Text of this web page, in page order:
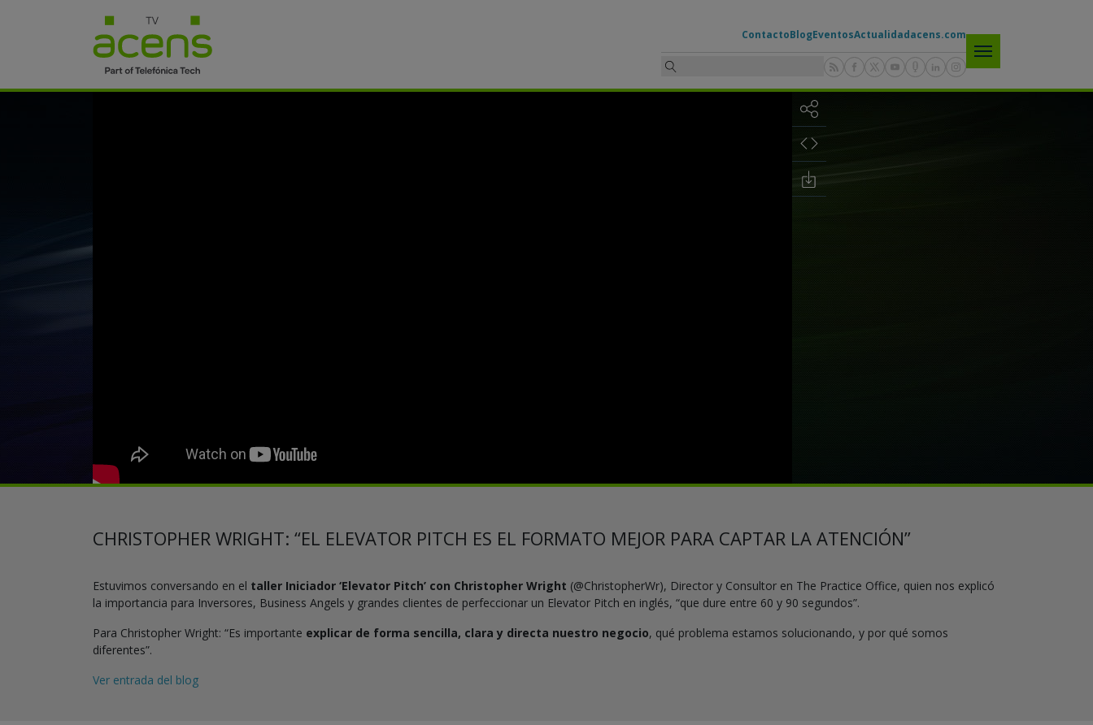
ContactoBlogEventosActualidadacens.com
CHRISTOPHER WRIGHT: “EL ELEVATOR PITCH ES EL FORMATO MEJOR PARA CAPTAR LA ATENCIÓN”
Estuvimos conversando en el taller Iniciador ‘Elevator Pitch’ con Christopher Wright (@ChristopherWr), Director y Consultor en The Practice Office, quien nos explicó
la importancia para Inversores, Business Angels y grandes clientes de perfeccionar un Elevator Pitch en inglés, “que dure entre 60 y 90 segundos”.
Para Christopher Wright: “Es importante explicar de forma sencilla, clara y directa nuestro negocio, qué problema estamos solucionando, y por qué somos
diferentes”.
Ver entrada del blog